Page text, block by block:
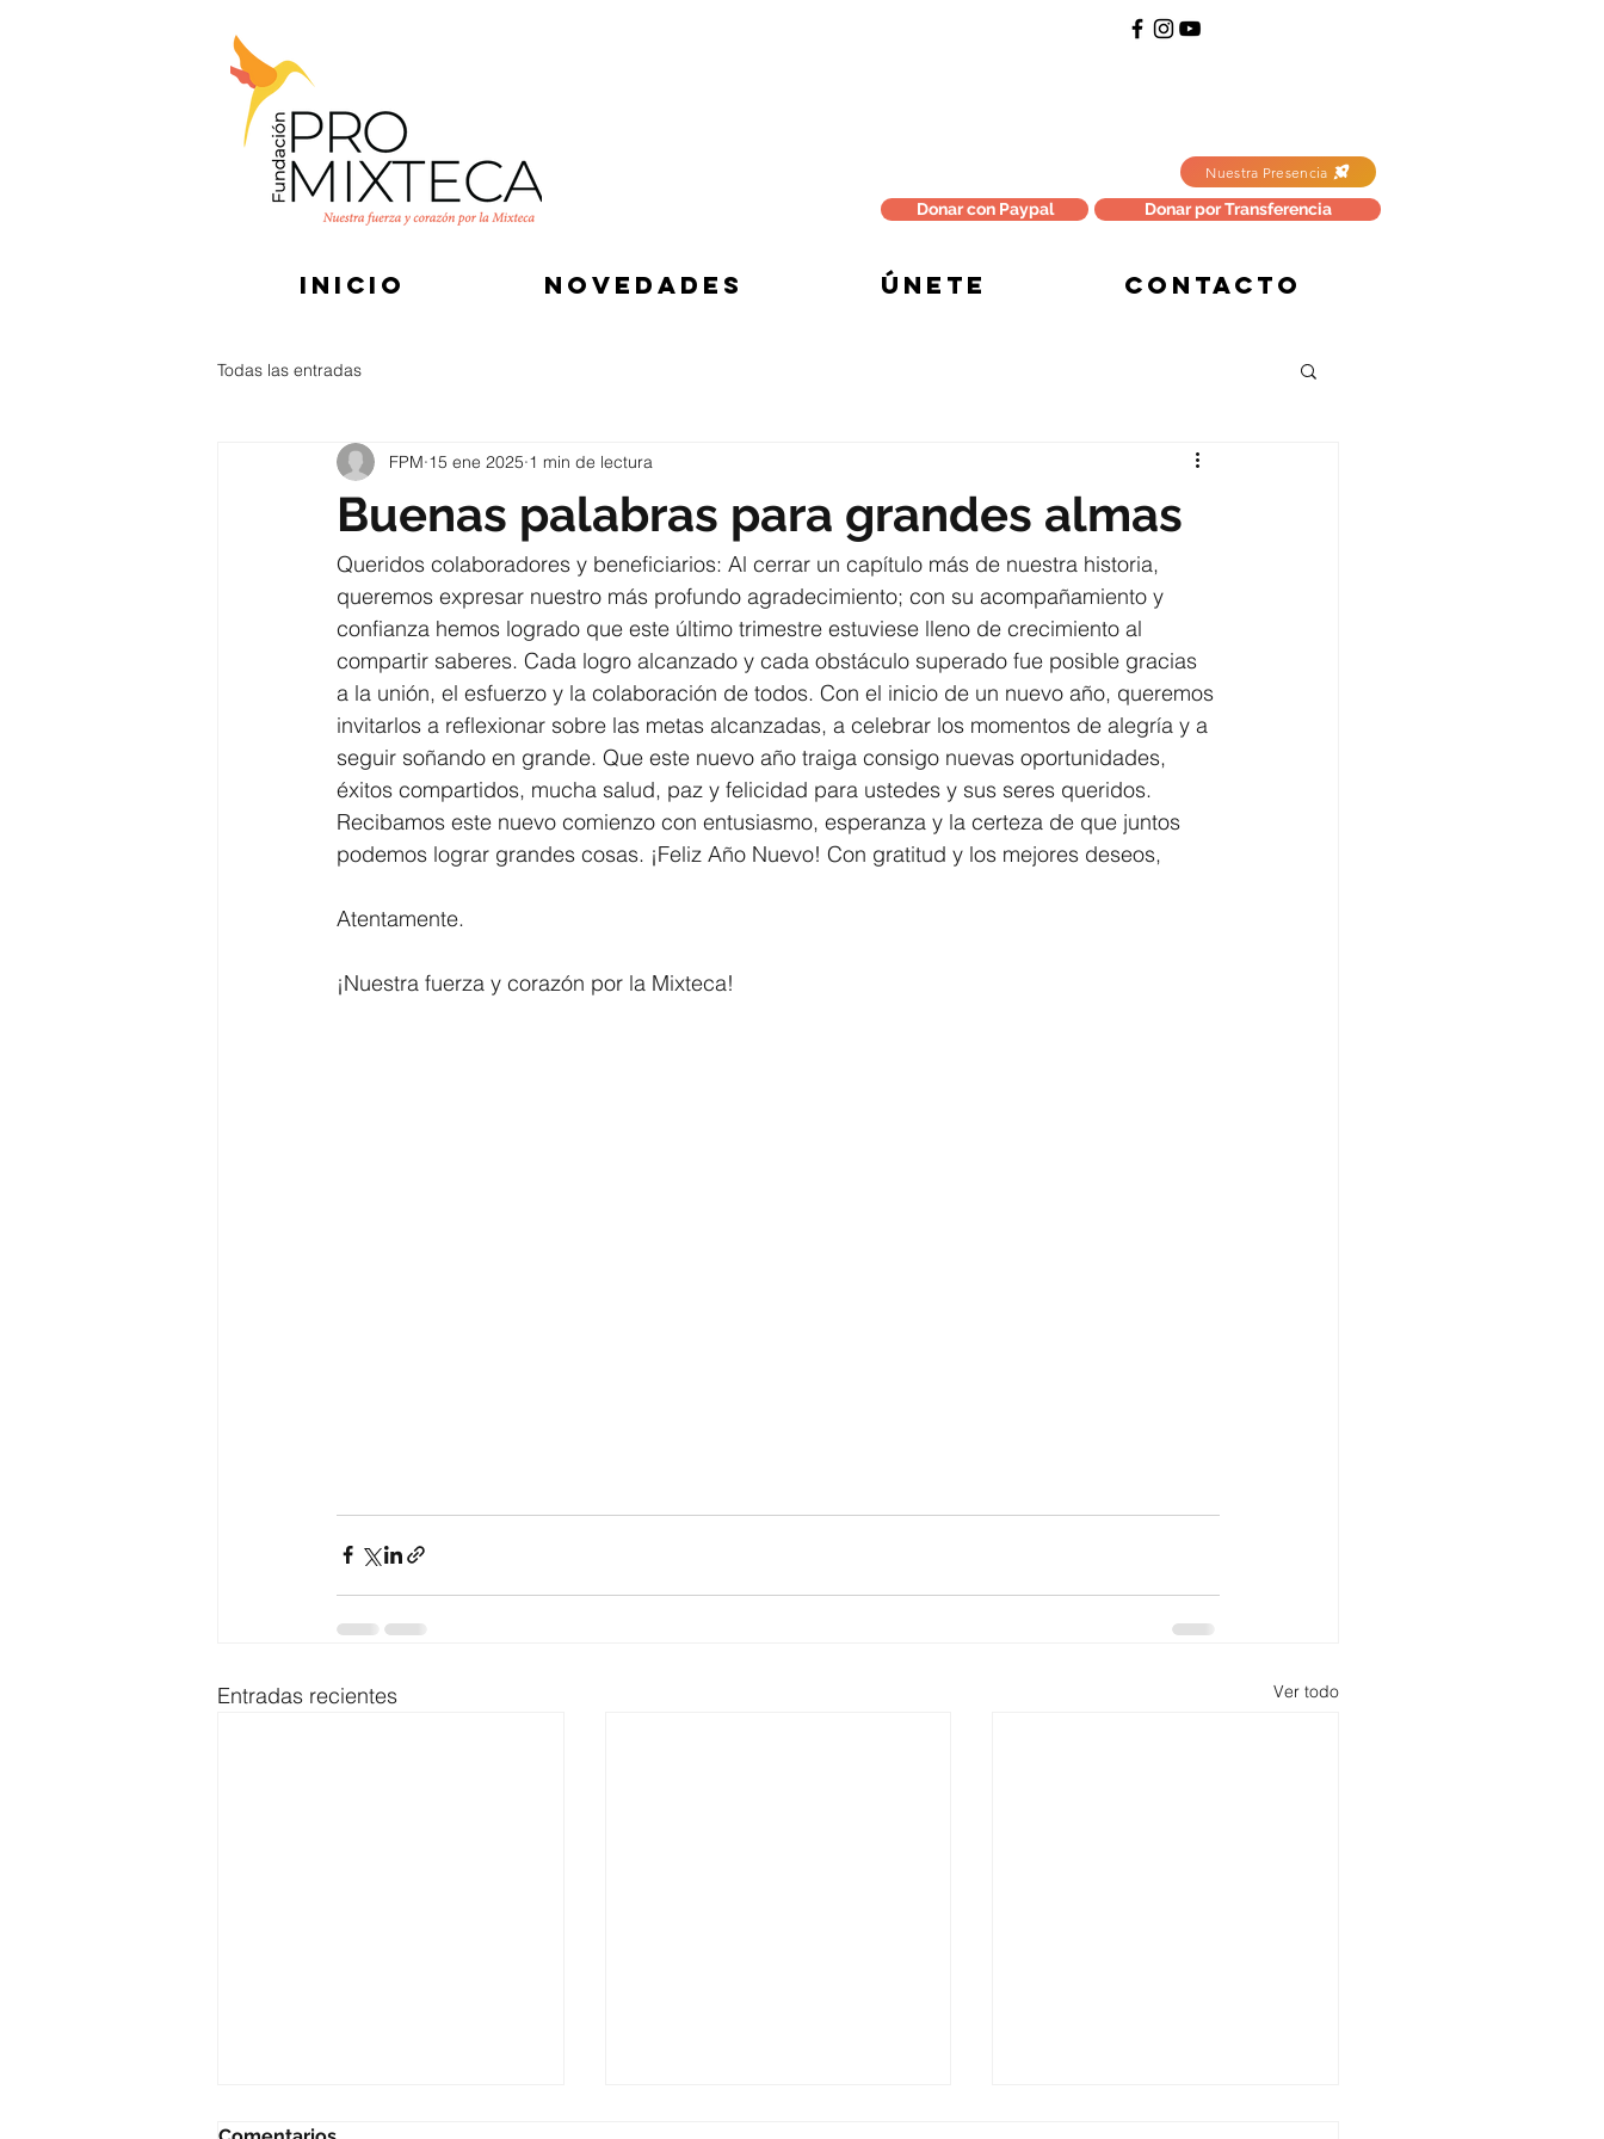
Nuestra Presencia
Donar con Paypal Donar por Transferencia
INICIO NOVEDADES ÚNETE CONTACTO
Todas las entradas
Buenas palabras para grandes almas
FPM 15 ene 2025 1 min de lectura
Queridos colaboradores y beneficiarios: Al cerrar un capítulo más de nuestra historia,
queremos expresar nuestro más profundo agradecimiento; con su acompañamiento y
confianza hemos logrado que este último trimestre estuviese lleno de crecimiento al
compartir saberes. Cada logro alcanzado y cada obstáculo superado fue posible gracias
a la unión, el esfuerzo y la colaboración de todos. Con el inicio de un nuevo año, queremos
invitarlos a reflexionar sobre las metas alcanzadas, a celebrar los momentos de alegría y a
seguir soñando en grande. Que este nuevo año traiga consigo nuevas oportunidades,
éxitos compartidos, mucha salud, paz y felicidad para ustedes y sus seres queridos.
Recibamos este nuevo comienzo con entusiasmo, esperanza y la certeza de que juntos
podemos lograr grandes cosas. ¡Feliz Año Nuevo! Con gratitud y los mejores deseos,
Atentamente.
¡Nuestra fuerza y corazón por la Mixteca!
Entradas recientes Ver todo